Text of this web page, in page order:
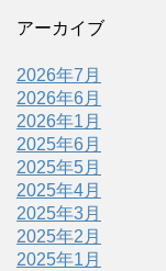
アーカイブ
2026年7月
2026年6月
2026年1月
2025年6月
2025年5月
2025年4月
2025年3月
2025年2月
2025年1月